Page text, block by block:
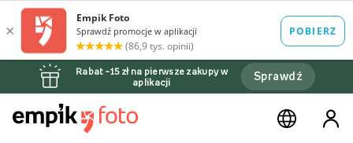
Rabat –15 zł na pierwsze zakupy w
aplikacji
Sprawdź